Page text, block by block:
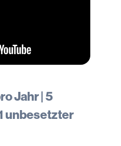
Jahr | 5
unbesetzter